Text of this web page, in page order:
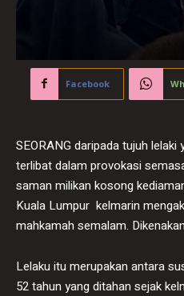
Facebook
SEORANG daripada tujuh
terlibat dalam provokasi
saman milikan kosong
Kuala Lumpur kelmarin
mahkamah semalam.
Lelaku itu merupakan antara
52 tahun yang ditahan sejak